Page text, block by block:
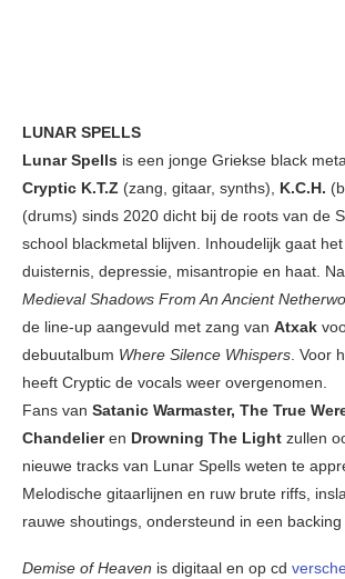
LUNAR SPELLS
Lunar Spells is een jonge Griekse black
Cryptic K.T.Z (zang, gitaar, synths), K.C.H.
(drums) sinds 2020 dicht bij de roots van de
school blackmetal blijven. Inhoudelijk gaat
duisternis, depressie, misantropie en haat.
Medieval Shadows From An Ancient
de line-up aangevuld met zang van Atxak
debuutalbum Where Silence Whispers. Voor
heeft Cryptic de vocals weer overgenomen.
Fans van Satanic Warmaster, The True
Chandelieren Drowning The Light zullen
nieuwe tracks van Lunar Spells weten te
Melodische gitaarlijnen en ruw brute riffs,
rauwe shoutings, ondersteund in een
Demise of Heaven is digitaal en op cd